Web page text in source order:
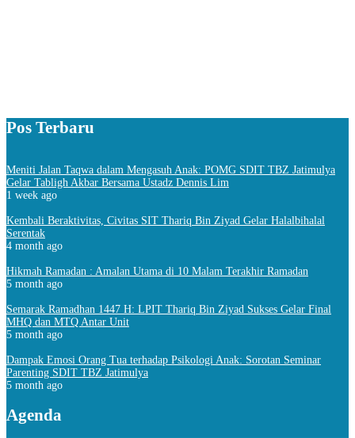
Pos Terbaru
Meniti Jalan Taqwa dalam Mengasuh Anak: POMG SDIT TBZ Jatimulya
Gelar Tabligh Akbar Bersama Ustadz Dennis Lim
1 week ago
Kembali Beraktivitas, Civitas SIT Thariq Bin Ziyad Gelar Halalbihalal
Serentak
4 month ago
Hikmah Ramadan : Amalan Utama di 10 Malam Terakhir Ramadan
5 month ago
Semarak Ramadhan 1447 H: LPIT Thariq Bin Ziyad Sukses Gelar Final
MHQ dan MTQ Antar Unit
5 month ago
Dampak Emosi Orang Tua terhadap Psikologi Anak: Sorotan Seminar
Parenting SDIT TBZ Jatimulya
5 month ago
Agenda